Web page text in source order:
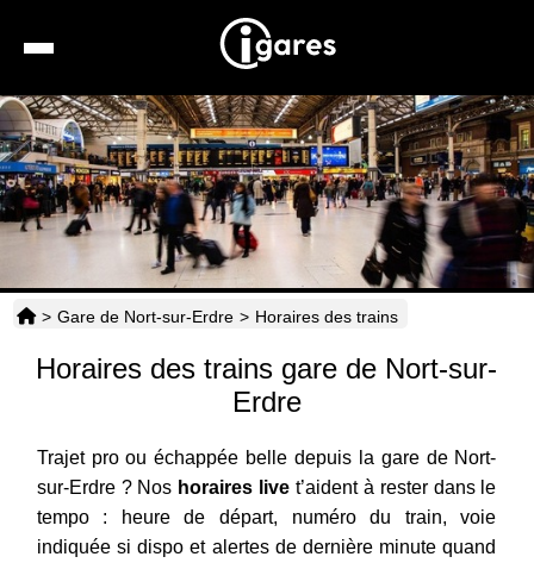
Recherche
Location de voiture
Hôtels
Horaires
> Gare de Nort-sur-Erdre > Horaires des trains
Horaires des trains gare de Nort-sur-
Erdre
Trajet pro ou échappée belle depuis la gare de Nort-
sur-Erdre ? Nos horaires live t’aident à rester dans le
tempo : heure de départ, numéro du train, voie
indiquée si dispo et alertes de dernière minute quand